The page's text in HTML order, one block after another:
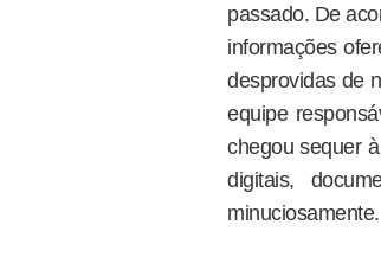
passado. De
informações
desprovidas de
equipe
chegou sequer
digitais,
minuciosamente.